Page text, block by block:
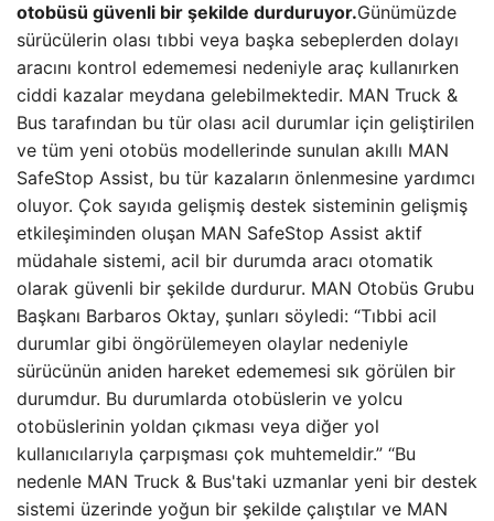
otobüsü güvenli bir şekilde durduruyor.Günümüzde
sürücülerin olası tıbbi veya başka sebeplerden dolayı
aracını kontrol edememesi nedeniyle araç kullanırken
ciddi kazalar meydana gelebilmektedir. MAN Truck &
Bus tarafından bu tür olası acil durumlar için geliştirilen
ve tüm yeni otobüs modellerinde sunulan akıllı MAN
SafeStop Assist, bu tür kazaların önlenmesine yardımcı
oluyor. Çok sayıda gelişmiş destek sisteminin gelişmiş
etkileşiminden oluşan MAN SafeStop Assist aktif
müdahale sistemi, acil bir durumda aracı otomatik
olarak güvenli bir şekilde durdurur. MAN Otobüs Grubu
Başkanı Barbaros Oktay, şunları söyledi: “Tıbbi acil
durumlar gibi öngörülemeyen olaylar nedeniyle
sürücünün aniden hareket edememesi sık görülen bir
durumdur. Bu durumlarda otobüslerin ve yolcu
otobüslerinin yoldan çıkması veya diğer yol
kullanıcılarıyla çarpışması çok muhtemeldir.” “Bu
nedenle MAN Truck & Bus'taki uzmanlar yeni bir destek
sistemi üzerinde yoğun bir şekilde çalıştılar ve MAN